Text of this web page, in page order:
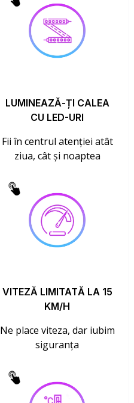
LUMINEAZĂ-ȚI CALEA
CU LED-URI
Fii în centrul atenției atât
ziua, cât și noaptea
VITEZĂ LIMITATĂ LA 15
KM/H
Ne place viteza, dar iubim
siguranța